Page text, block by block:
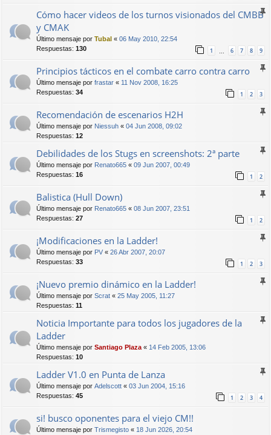
Cómo hacer videos de los turnos visionados del CMBB
y CMAK
Último mensaje por Tubal « 06 May 2010, 22:54
Respuestas: 130 1 6 7 8 9
Principios tácticos en el combate carro contra carro
Último mensaje por frastar « 11 Nov 2008, 16:25
Respuestas: 34 1 2 3
Recomendación de escenarios H2H
Último mensaje por Niessuh « 04 Jun 2008, 09:02
Respuestas: 12
Debilidades de los Stugs en screenshots: 2ª parte
Último mensaje por Renato665 « 09 Jun 2007, 00:49
Respuestas: 16 1 2
Balistica (Hull Down)
Último mensaje por Renato665 « 08 Jun 2007, 23:51
Respuestas: 27 1 2
¡Modificaciones en la Ladder!
Último mensaje por PV « 26 Abr 2007, 20:07
Respuestas: 33 1 2 3
¡Nuevo premio dinámico en la Ladder!
Último mensaje por Scrat « 25 May 2005, 11:27
Respuestas: 11
Noticia Importante para todos los jugadores de la
Ladder
Último mensaje por Santiago Plaza « 14 Feb 2005, 13:06
Respuestas: 10
Ladder V1.0 en Punta de Lanza
Último mensaje por Adelscott « 03 Jun 2004, 15:16
Respuestas: 45 1 2 3 4
si! busco oponentes para el viejo CM!!
Último mensaje por Trismegisto « 18 Jun 2026, 20:54